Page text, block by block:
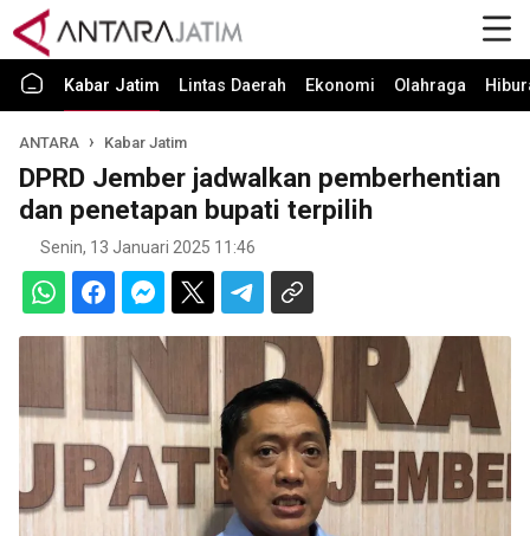
Kabar Jatim Lintas Daerah Ekonomi Olahraga
ANTARA Kabar Jatim
DPRD Jember jadwalkan pemberhentian
dan penetapan bupati terpilih
Senin, 13 Januari 2025 11:46